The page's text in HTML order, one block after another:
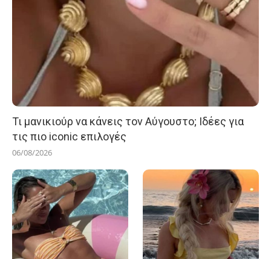
Τι μανικιούρ να κάνεις τον Αύγουστο; Ιδέες για
τις πιο iconic επιλογές
06/08/2026